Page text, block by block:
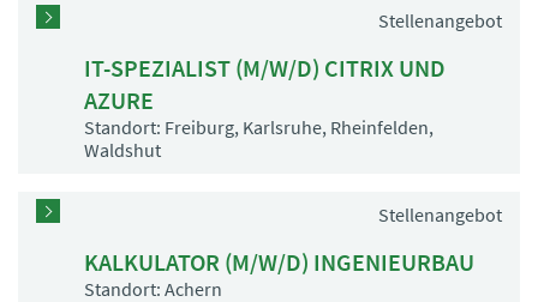
Stellenangebot
IT-SPEZIALIST (M/W/D) CITRIX UND
AZURE
Standort: Freiburg, Karlsruhe, Rheinfelden,
Waldshut
Stellenangebot
KALKULATOR (M/W/D) INGENIEURBAU
Standort: Achern